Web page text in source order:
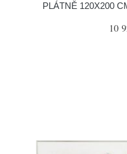
PLÁTNĚ 120X200
10